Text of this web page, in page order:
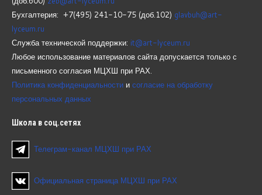
Бухгалтерия: +7(495) 241-10-75 (доб.102) glavbuh@art-
lyceum.ru
Служба технической поддержки: it@art-lyceum.ru
Любое использование материалов сайта допускается только с
письменного согласия МЦХШ при РАХ.
Политика конфиденциальности и согласие на обработку
персональных данных
Школа в соц.сетях
Телеграм-канал МЦХШ при РАХ
Официальная страница МЦХШ при РАХ